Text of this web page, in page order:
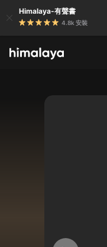
Himalaya-有聲書
4.8k 安裝